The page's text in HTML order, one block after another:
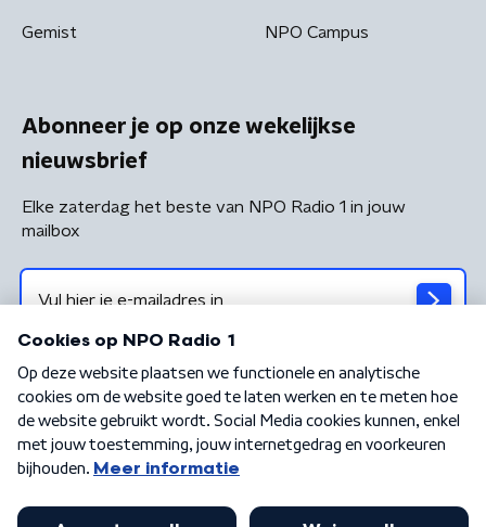
Gemist NPO Campus
Abonneer je op onze wekelijkse
nieuwsbrief
Elke zaterdag het beste van NPO Radio 1 in jouw
mailbox
Algemene voorwaarden